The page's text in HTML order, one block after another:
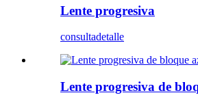
Lente progresiva
consultadetalle
Lente progresiva de